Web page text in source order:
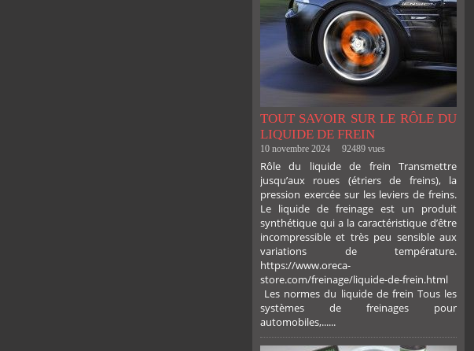
TOUT SAVOIR SUR LE RÔLE DU
LIQUIDE DE FREIN
10 novembre 2024 92489 vues
Rôle du liquide de frein Transmettre
jusqu’aux roues (étriers de freins), la
pression exercée sur les leviers de freins.
Le liquide de freinage est un produit
synthétique qui a la caractéristique d’être
incompressible et très peu sensible aux
variations de température.
https://www.oreca-
store.com/freinage/liquide-de-frein.html
Les normes du liquide de frein Tous les
systèmes de freinages pour
automobiles,......